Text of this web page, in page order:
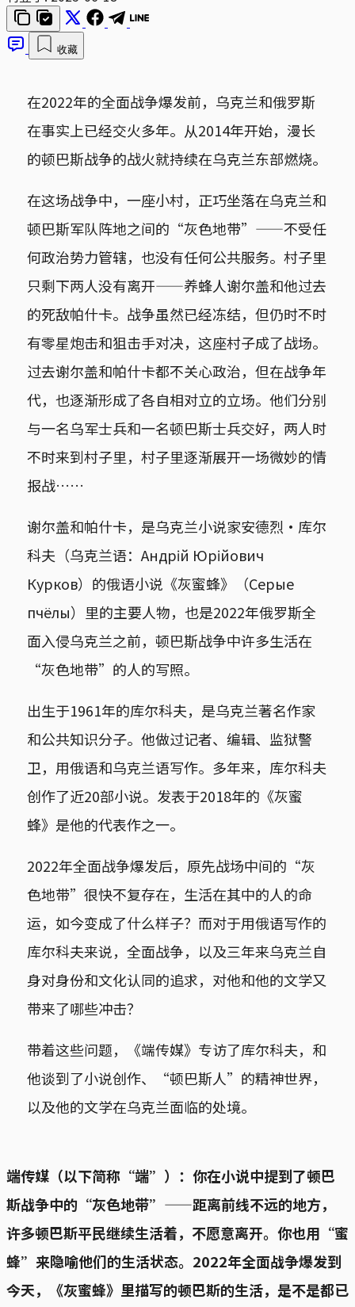
收藏
在2022年的全面战争爆发前，乌克兰和俄罗斯
在事实上已经交火多年。从2014年开始，漫长
的顿巴斯战争的战火就持续在乌克兰东部燃烧。
在这场战争中，一座小村，正巧坐落在乌克兰和
顿巴斯军队阵地之间的“灰色地带”——不受任
何政治势力管辖，也没有任何公共服务。村子里
只剩下两人没有离开——养蜂人谢尔盖和他过去
的死敌帕什卡。战争虽然已经冻结，但仍时不时
有零星炮击和狙击手对决，这座村子成了战场。
过去谢尔盖和帕什卡都不关心政治，但在战争年
代，也逐渐形成了各自相对立的立场。他们分别
与一名乌军士兵和一名顿巴斯士兵交好，两人时
不时来到村子里，村子里逐渐展开一场微妙的情
报战……
谢尔盖和帕什卡，是乌克兰小说家安德烈·库尔
科夫（乌克兰语：Андрій Юрійович
Курков）的俄语小说《灰蜜蜂》（Серые
пчёлы）里的主要人物，也是2022年俄罗斯全
面入侵乌克兰之前，顿巴斯战争中许多生活在
“灰色地带”的人的写照。
出生于1961年的库尔科夫，是乌克兰著名作家
和公共知识分子。他做过记者、编辑、监狱警
卫，用俄语和乌克兰语写作。多年来，库尔科夫
创作了近20部小说。发表于2018年的《灰蜜
蜂》是他的代表作之一。
2022年全面战争爆发后，原先战场中间的“灰
色地带”很快不复存在，生活在其中的人的命
运，如今变成了什么样子？而对于用俄语写作的
库尔科夫来说，全面战争，以及三年来乌克兰自
身对身份和文化认同的追求，对他和他的文学又
带来了哪些冲击？
带着这些问题，《端传媒》专访了库尔科夫，和
他谈到了小说创作、“顿巴斯人”的精神世界，
以及他的文学在乌克兰面临的处境。
端传媒（以下简称“端”）：你在小说中提到了顿巴
斯战争中的“灰色地带”——距离前线不远的地方，
许多顿巴斯平民继续生活着，不愿意离开。你也用“蜜
蜂”来隐喻他们的生活状态。2022年全面战争爆发到
今天，《灰蜜蜂》里描写的顿巴斯的生活，是不是都已